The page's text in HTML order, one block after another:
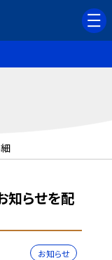
知らせを配
お知らせ